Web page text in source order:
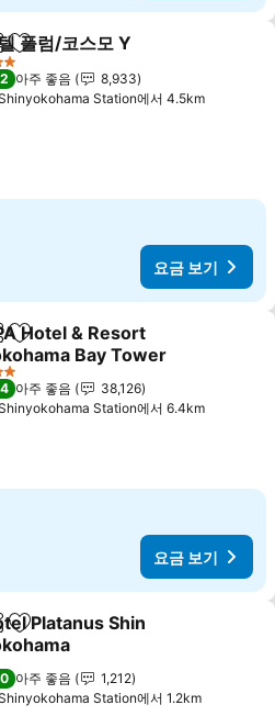
즐겨찾기에 추가
플럼/코스모 Y
급
아주 좋음
8,933
Station에서 4.5km
요금 보기
즐겨찾기에 추가
Hotel & Resort
Bay Tower
보기
급
아주 좋음
38,126
Station에서 6.4km
요금 보기
즐겨찾기에 추가
Platanus Shin
보기
급
아주 좋음
1,212
Station에서 1.2km